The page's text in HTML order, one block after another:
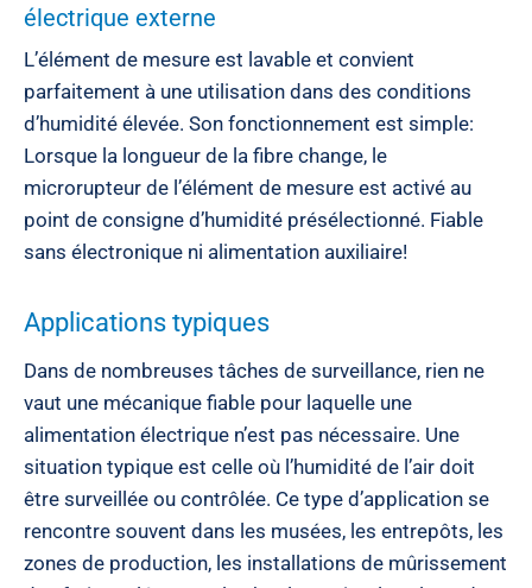
électrique externe
L’élément de mesure est lavable et convient
parfaitement à une utilisation dans des conditions
d’humidité élevée. Son fonctionnement est simple:
Lorsque la longueur de la fibre change, le
microrupteur de l’élément de mesure est activé au
point de consigne d’humidité présélectionné. Fiable
sans électronique ni alimentation auxiliaire!
Applications typiques
Dans de nombreuses tâches de surveillance, rien ne
vaut une mécanique fiable pour laquelle une
alimentation électrique n’est pas nécessaire. Une
situation typique est celle où l’humidité de l’air doit
être surveillée ou contrôlée. Ce type d’application se
rencontre souvent dans les musées, les entrepôts, les
zones de production, les installations de mûrissement